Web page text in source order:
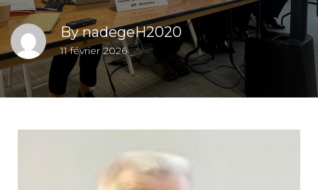
BynadegeH2020
11 février 2026